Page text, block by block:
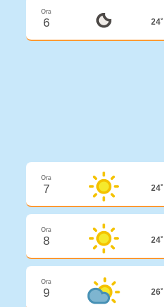
Ora
6 24˚
Ora
7 24˚
Ora
8 24˚
Ora
9 26˚